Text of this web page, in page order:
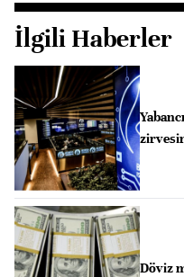
İlgili Haberler
Döviz